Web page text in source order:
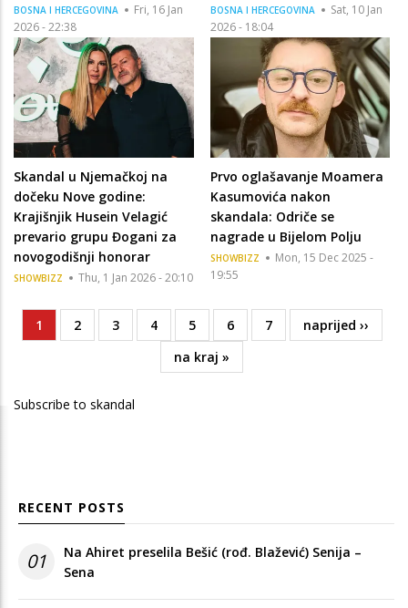
BOSNA I HERCEGOVINA
Fri, 16 Jan
2026 - 22:38
BOSNA I HERCEGOVINA
Sat, 10 Jan
2026 - 18:04
Skandal u Njemačkoj na
dočeku Nove godine:
Krajišnjik Husein Velagić
prevario grupu Đogani za
novogodišnji honorar
SHOWBIZZ Thu, 1 Jan 2026 - 20:10
Prvo oglašavanje Moamera
Kasumovića nakon
skandala: Odriče se
nagrade u Bijelom Polju
SHOWBIZZ
Mon, 15 Dec 2025 -
19:55
Pagination
Current
page
1 Page
2 Page
3 Page
4 Page
5 Page
6 Page
7
Next
page
naprijed ››
Last
page
na kraj »
Subscribe to skandal
RECENT POSTS
01
Na Ahiret preselila Bešić (rođ. Blažević) Senija –
Sena